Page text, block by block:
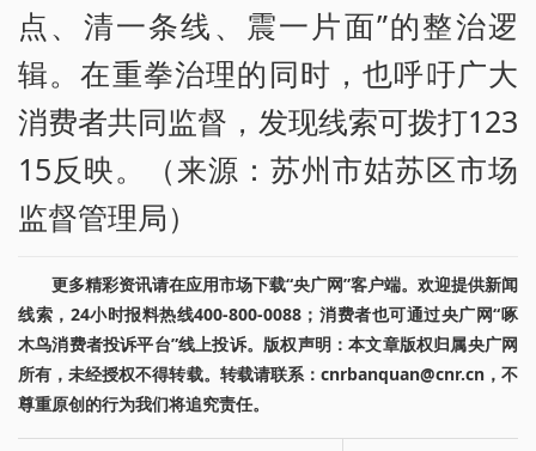
点、清一条线、震一片面”的整治逻
辑。在重拳治理的同时，也呼吁广大
消费者共同监督，发现线索可拨打123
15反映。（来源：苏州市姑苏区市场
监督管理局）
更多精彩资讯请在应用市场下载“央广网”客户端。欢迎提供新闻
线索，24小时报料热线400-800-0088；消费者也可通过央广网“啄
木鸟消费者投诉平台”线上投诉。版权声明：本文章版权归属央广网
所有，未经授权不得转载。转载请联系：cnrbanquan@cnr.cn，不
尊重原创的行为我们将追究责任。